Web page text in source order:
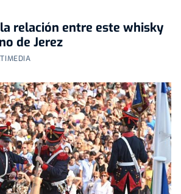
relación entre este whisky
de Jerez